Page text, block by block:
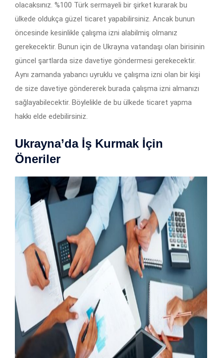
olacaksınız. %100 Türk sermayeli bir şirket kurarak bu
ülkede oldukça güzel ticaret yapabilirsiniz. Ancak bunun
öncesinde kesinlikle çalışma izni alabilmiş olmanız
gerekecektir. Bunun için de Ukrayna vatandaşı olan birisinin
güncel şartlarda size davetiye göndermesi gerekecektir.
Aynı zamanda yabancı uyruklu ve çalışma izni olan bir kişi
de size davetiye göndererek burada çalışma izni almanızı
sağlayabilecektir. Böylelikle de bu ülkede ticaret yapma
hakkı elde edebilirsiniz.
Ukrayna’da İş Kurmak İçin
Öneriler